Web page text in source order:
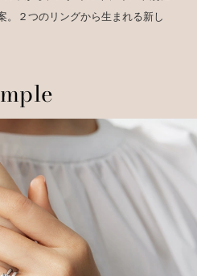
。２つのリングから生まれる新し